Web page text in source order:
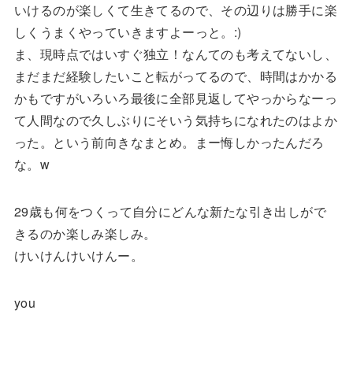
いけるのが楽しくて生きてるので、その辺りは勝手に楽
しくうまくやっていきますよーっと。:)
ま、現時点ではいすぐ独立！なんてのも考えてないし、
まだまだ経験したいこと転がってるので、時間はかかる
かもですがいろいろ最後に全部見返してやっからなーっ
て人間なので久しぶりにそいう気持ちになれたのはよか
った。という前向きなまとめ。まー悔しかったんだろ
な。w
29歳も何をつくって自分にどんな新たな引き出しがで
きるのか楽しみ楽しみ。
けいけんけいけんー。
you